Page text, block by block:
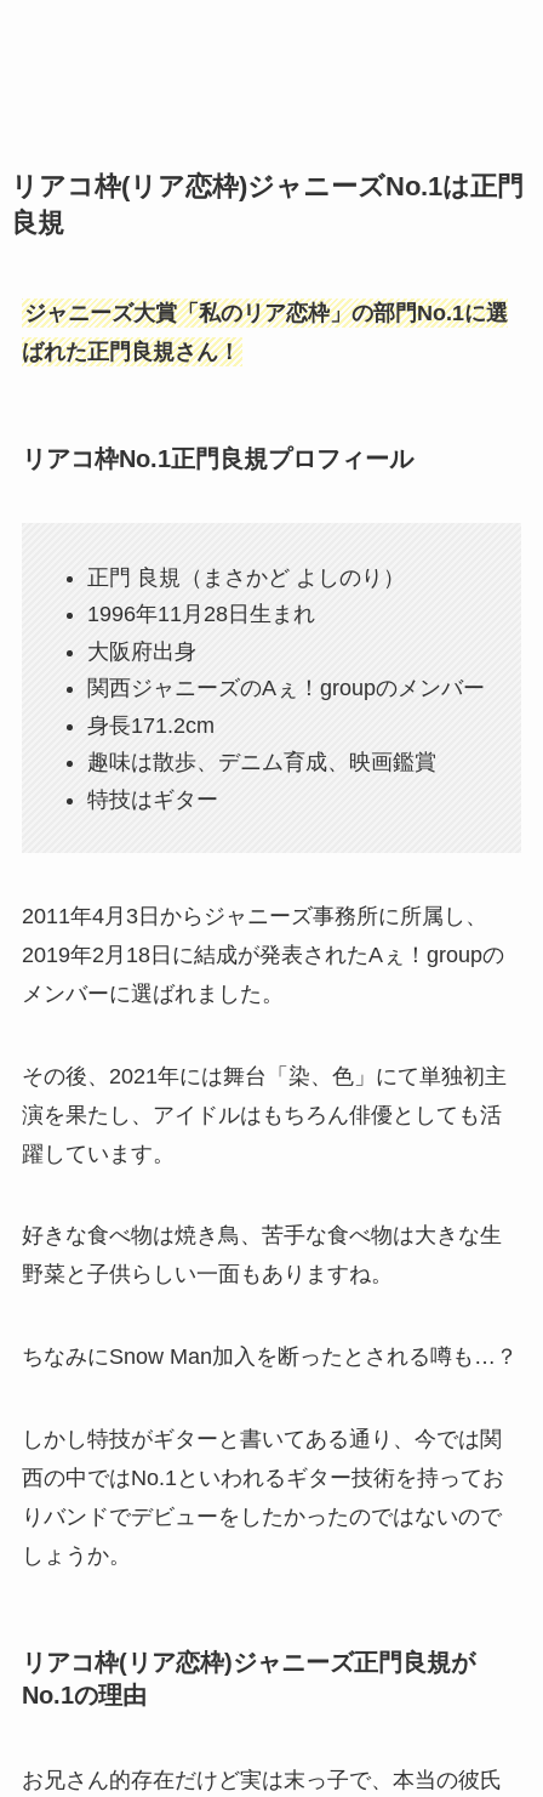
リアコ枠(リア恋枠)ジャニーズNo.1は正門
良規
ジャニーズ大賞「私のリア恋枠」の部門No.1に選
ばれた正門良規さん！
リアコ枠No.1正門良規プロフィール
正門 良規（まさかど よしのり）
1996年11月28日生まれ
大阪府出身
関西ジャニーズのAぇ！groupのメンバー
身長171.2cm
趣味は散歩、デニム育成、映画鑑賞
特技はギター
2011年4月3日からジャニーズ事務所に所属し、
2019年2月18日に結成が発表されたAぇ！groupの
メンバーに選ばれました。
その後、2021年には舞台「染、色」にて単独初主
演を果たし、アイドルはもちろん俳優としても活
躍しています。
好きな食べ物は焼き鳥、苦手な食べ物は大きな生
野菜と子供らしい一面もありますね。
ちなみにSnow Man加入を断ったとされる噂も…？
しかし特技がギターと書いてある通り、今では関
西の中ではNo.1といわれるギター技術を持ってお
りバンドでデビューをしたかったのではないので
しょうか。
リアコ枠(リア恋枠)ジャニーズ正門良規が
No.1の理由
お兄さん的存在だけど実は末っ子で、本当の彼氏